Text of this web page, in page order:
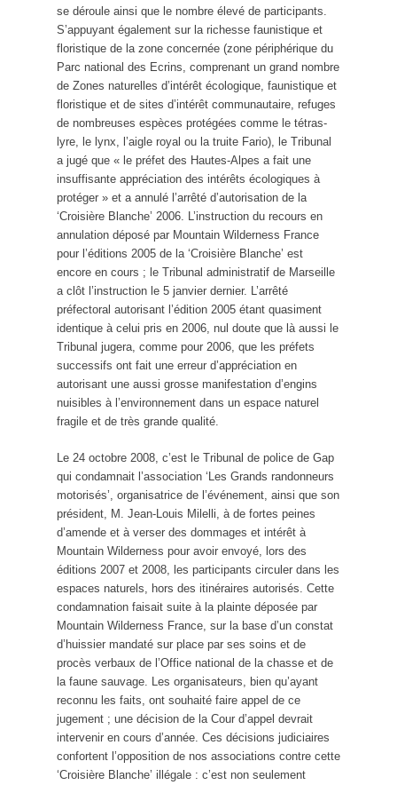
se déroule ainsi que le nombre élevé de participants.
S’appuyant également sur la richesse faunistique et
floristique de la zone concernée (zone périphérique du
Parc national des Ecrins, comprenant un grand nombre
de Zones naturelles d’intérêt écologique, faunistique et
floristique et de sites d’intérêt communautaire, refuges
de nombreuses espèces protégées comme le tétras-
lyre, le lynx, l’aigle royal ou la truite Fario), le Tribunal
a jugé que « le préfet des Hautes-Alpes a fait une
insuffisante appréciation des intérêts écologiques à
protéger » et a annulé l’arrêté d’autorisation de la
‘Croisière Blanche’ 2006. L’instruction du recours en
annulation déposé par Mountain Wilderness France
pour l’éditions 2005 de la ‘Croisière Blanche’ est
encore en cours ; le Tribunal administratif de Marseille
a clôt l’instruction le 5 janvier dernier. L’arrêté
préfectoral autorisant l’édition 2005 étant quasiment
identique à celui pris en 2006, nul doute que là aussi le
Tribunal jugera, comme pour 2006, que les préfets
successifs ont fait une erreur d’appréciation en
autorisant une aussi grosse manifestation d’engins
nuisibles à l’environnement dans un espace naturel
fragile et de très grande qualité.
Le 24 octobre 2008, c’est le Tribunal de police de Gap
qui condamnait l’association ‘Les Grands randonneurs
motorisés’, organisatrice de l’événement, ainsi que son
président, M. Jean-Louis Milelli, à de fortes peines
d’amende et à verser des dommages et intérêt à
Mountain Wilderness pour avoir envoyé, lors des
éditions 2007 et 2008, les participants circuler dans les
espaces naturels, hors des itinéraires autorisés. Cette
condamnation faisait suite à la plainte déposée par
Mountain Wilderness France, sur la base d’un constat
d’huissier mandaté sur place par ses soins et de
procès verbaux de l’Office national de la chasse et de
la faune sauvage. Les organisateurs, bien qu’ayant
reconnu les faits, ont souhaité faire appel de ce
jugement ; une décision de la Cour d’appel devrait
intervenir en cours d’année. Ces décisions judiciaires
confortent l’opposition de nos associations contre cette
‘Croisière Blanche’ illégale : c’est non seulement